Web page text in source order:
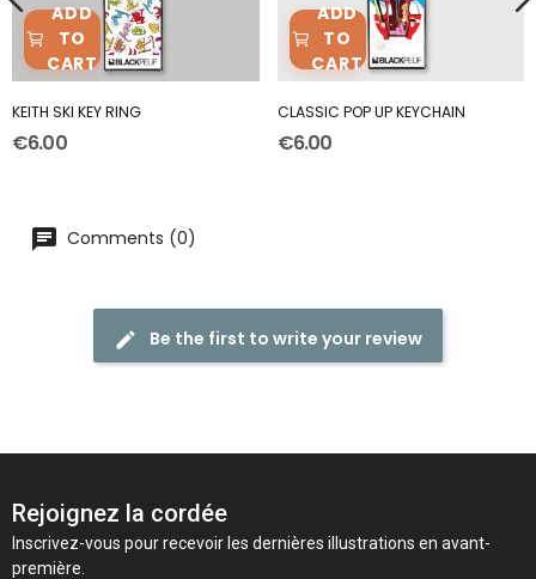
ADD
TO
CART
KEITH SKI KEY RING
€6.00
ADD
TO
CART
CLASSIC POP UP KEYCHAIN
€6.00
Comments (0)
Be the first to write your review
Rejoignez la cordée
Inscrivez-vous pour recevoir les dernières illustrations en avant-
première.